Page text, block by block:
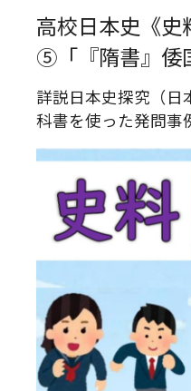
高校日本史《史
⑤「『隋書』倭
詳説日本史探究（日
科書を使った発問事